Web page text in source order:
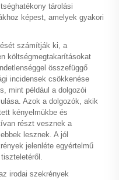
tárolási
képest, amelyek gyakori
számítják ki, a
költségmegtakarításokat
összefüggő
incidensek csökkenése
mint például a dolgozói
Azok a dolgozók, akik
kényelmükbe és
részt vesznek a
lesznek. A jól
jelenléte egyértelmű
irodai szekrények